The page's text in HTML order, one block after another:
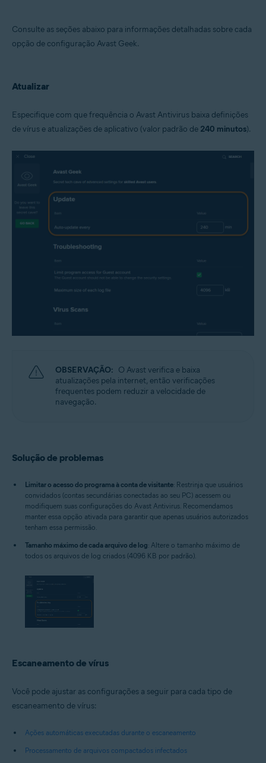
Consulte as seções abaixo para informações detalhadas sobre cada
opção de configuração Avast Geek.
Atualizar
Especifique com que frequência o Avast Antivirus baixa definições
de vírus e atualizações de aplicativo (valor padrão de 240 minutos).
OBSERVAÇÃO: O Avast verifica e baixa
atualizações pela internet, então verificações
frequentes podem reduzir a velocidade de
navegação.
Solução de problemas
Limitar o acesso do programa à conta de visitante: Restrinja que usuários
convidados (contas secundárias conectadas ao seu PC) acessem ou
modifiquem suas configurações do Avast Antivirus. Recomendamos
manter essa opção ativada para garantir que apenas usuários autorizados
tenham essa permissão.
Tamanho máximo de cada arquivo de log: Altere o tamanho máximo de
todos os arquivos de log criados (4096 KB por padrão).
Escaneamento de vírus
Você pode ajustar as configurações a seguir para cada tipo de
escaneamento de vírus:
Ações automáticas executadas durante o escaneamento
Processamento de arquivos compactados infectados